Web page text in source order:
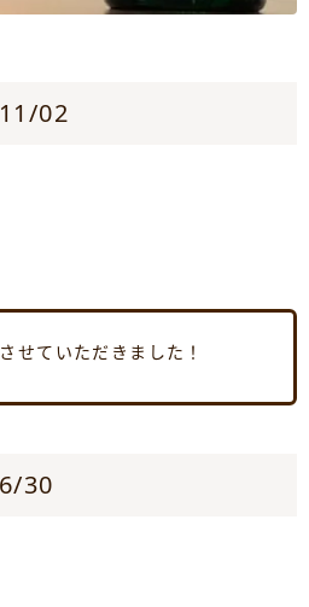
02
せていただきました！
30